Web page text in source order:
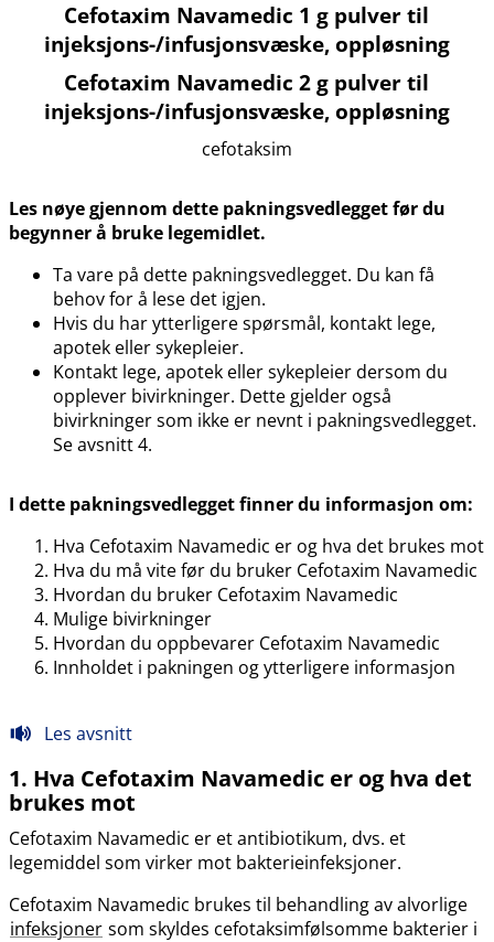
Cefotaxim Navamedic 1 g pulver til
injeksjons-​/​infusjonsvæske, oppløsning
Cefotaxim Navamedic 2 g pulver til
injeksjons-​/​infusjonsvæske, oppløsning
cefotaksim
Les nøye gjennom dette pakningsvedlegget før du
begynner å bruke legemidlet.
Ta vare på dette pakningsvedlegget. Du kan få
behov for å lese det igjen.
Hvis du har ytterligere spørsmål, kontakt lege,
apotek eller sykepleier.
Kontakt lege, apotek eller sykepleier dersom du
opplever bivirkninger. Dette gjelder også
bivirkninger som ikke er nevnt i pakningsvedlegget.
Se avsnitt 4.
I dette pakningsvedlegget finner du informasjon om:
Hva Cefotaxim Navamedic er og hva det brukes mot
Hva du må vite før du bruker Cefotaxim Navamedic
Hvordan du bruker Cefotaxim Navamedic
Mulige bivirkninger
Hvordan du oppbevarer Cefotaxim Navamedic
Innholdet i pakningen og ytterligere informasjon
Les avsnitt
1. Hva Cefotaxim Navamedic er og hva det
brukes mot
Cefotaxim Navamedic er et antibiotikum, dvs. et
legemiddel som virker mot bakterieinfeksjoner.
Cefotaxim Navamedic brukes til behandling av alvorlige
infeksjoner som skyldes cefotaksimfølsomme bakterier i